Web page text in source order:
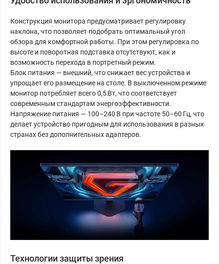
Конструкция монитора предусматривает регулировку
наклона, что позволяет подобрать оптимальный угол
обзора для комфортной работы. При этом регулировка по
высоте и поворотная подставка отсутствуют, как и
возможность перехода в портретный режим.
Блок питания — внешний, что снижает вес устройства и
упрощает его размещение на столе. В выключенном режиме
монитор потребляет всего 0,5 Вт, что соответствует
современным стандартам энергоэффективности.
Напряжение питания — 100–240 В при частоте 50–60 Гц, что
делает устройство пригодным для использования в разных
странах без дополнительных адаптеров.
Технологии защиты зрения